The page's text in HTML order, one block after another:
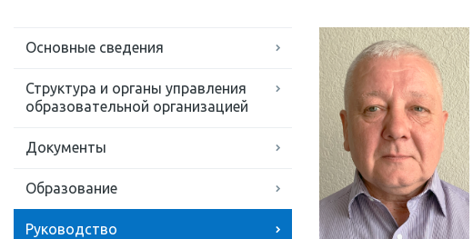
Основные сведения
Структура и органы управления
образовательной организацией
Документы
Образование
Руководство